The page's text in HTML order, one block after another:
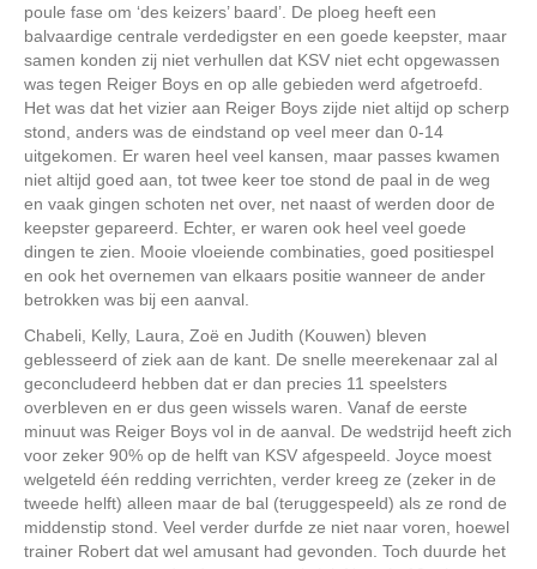
poule fase om ‘des keizers’ baard’. De ploeg heeft een
balvaardige centrale verdedigster en een goede keepster, maar
samen konden zij niet verhullen dat KSV niet echt opgewassen
was tegen Reiger Boys en op alle gebieden werd afgetroefd.
Het was dat het vizier aan Reiger Boys zijde niet altijd op scherp
stond, anders was de eindstand op veel meer dan 0-14
uitgekomen. Er waren heel veel kansen, maar passes kwamen
niet altijd goed aan, tot twee keer toe stond de paal in de weg
en vaak gingen schoten net over, net naast of werden door de
keepster gepareerd. Echter, er waren ook heel veel goede
dingen te zien. Mooie vloeiende combinaties, goed positiespel
en ook het overnemen van elkaars positie wanneer de ander
betrokken was bij een aanval.
Chabeli, Kelly, Laura, Zoë en Judith (Kouwen) bleven
geblesseerd of ziek aan de kant. De snelle meerekenaar zal al
geconcludeerd hebben dat er dan precies 11 speelsters
overbleven en er dus geen wissels waren. Vanaf de eerste
minuut was Reiger Boys vol in de aanval. De wedstrijd heeft zich
voor zeker 90% op de helft van KSV afgespeeld. Joyce moest
welgeteld één redding verrichten, verder kreeg ze (zeker in de
tweede helft) alleen maar de bal (teruggespeeld) als ze rond de
middenstip stond. Veel verder durfde ze niet naar voren, hoewel
trainer Robert dat wel amusant had gevonden. Toch duurde het